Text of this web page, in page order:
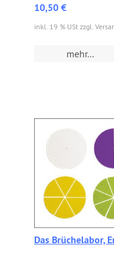
10,50 €
inkl. 19 % USt zzgl.
mehr...
Das Brüchelabor,